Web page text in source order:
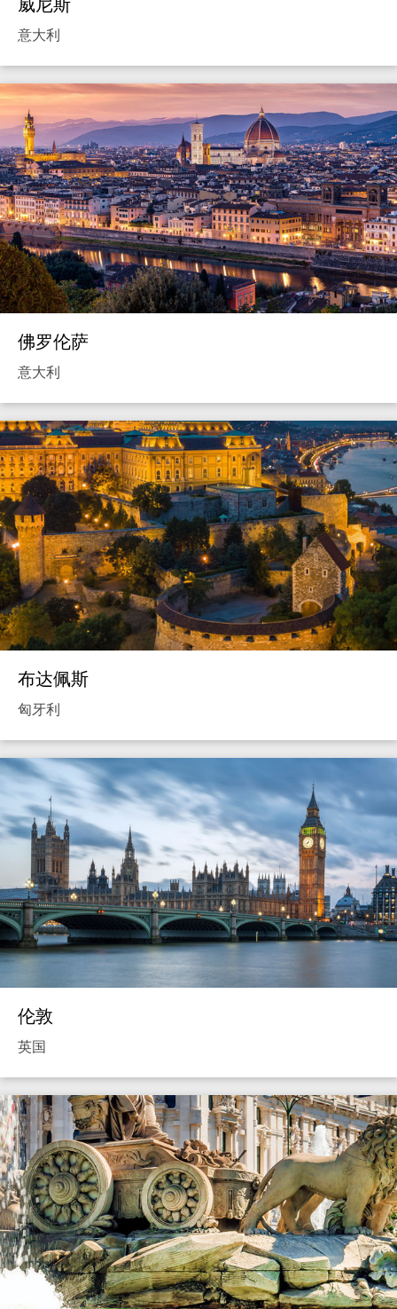
威尼斯
意大利
佛罗伦萨
意大利
布达佩斯
匈牙利
伦敦
英国